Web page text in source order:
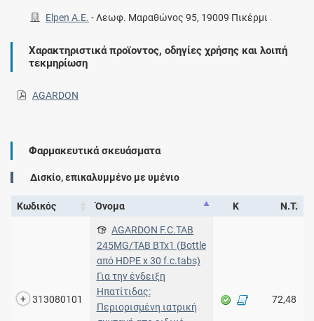
Elpen A.E. -Λεωφ. Μαραθώνος 95, 19009 Πικέρμι
Χαρακτηριστικά προϊοντος, οδηγίες χρήσης και λοιπή
τεκμηρίωση
AGARDON
Φαρμακευτικά σκευάσματα
Δισκίο, επικαλυμμένο με υμένιο
Κωδικός Όνομα Κ Ν.Τ.
313080101
AGARDON F.C.TAB
245MG/TAB BTx1 (Bottle
από HDPE x 30 f.c.tabs)
Για την ένδειξη
Ηπατίτιδας:
Περιορισμένη ιατρική
72,48